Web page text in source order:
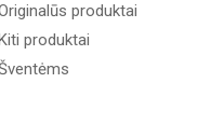
produktai
produktai